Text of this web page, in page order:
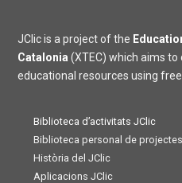
JClic is a project of the
Catalonia (XTEC) which aims
educational resources using
Biblioteca d’activitats JClic
Biblioteca personal de projectes
Història del JClic
Aplicacions JClic